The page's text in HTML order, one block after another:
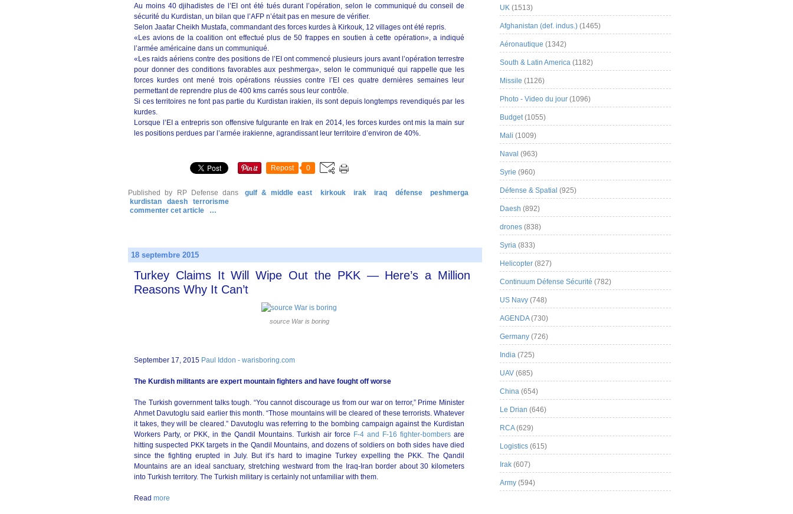
Au moins 40 djihadistes de l’EI ont été tués durant l’opération, selon le communiqué du conseil de
sécurité du Kurdistan, un bilan que l’AFP n’était pas en mesure de vérifier.
Selon Jaafar Cheikh Mustafa, commandant des forces kurdes à Kirkouk, 12 villages ont été repris.
«Les avions de la coalition ont effectué plus de 50 frappes en soutien à cette opération», a indiqué
l’armée américaine dans un communiqué.
«Les raids aériens contre des positions de l’EI ont commencé plusieurs jours avant l’opération terrestre
pour donner des conditions favorables aux peshmerga», selon le communiqué qui rappelle que les
forces kurdes ont mené trois opérations réussies contre l’EI ces quatre dernières semaines leur
permettant de reprendre plus de 400 kms carrés sous leur contrôle.
Si ces territoires ne font pas partie du Kurdistan irakien, ils sont depuis longtemps revendiqués par les
kurdes.
Lorsque l’EI a entrepris son offensive fulgurante en Irak en 2014, les forces kurdes ont mis la main sur
les positions perdues par l’armée irakienne, agrandissant leur territoire d’environ de 40%.
Repost 0
Published by RP Defense dans gulf & middle east kirkouk irak iraq défense
peshmerga
kurdistan
daesh
terrorisme
commenter cet article
…
18 septembre 2015
Turkey Claims It Will Wipe Out the PKK — Here’s a Million
Reasons Why It Can’t
source War is boring
September 17, 2015 Paul Iddon - warisboring.com
The Kurdish militants are expert mountain fighters and have fought off worse
The Turkish government talks tough. “You cannot discourage us from our war on terror,” Prime Minister
Ahmet Davutoglu said earlier this month. “Those mountains will be cleared of these terrorists. Whatever
it takes, they will be cleared.” Davutoglu was referring to the bombing campaign against the Kurdistan
Workers Party, or PKK, in the Qandil Mountains. Turkish air force F-4 and F-16 fighter-bombers are
hitting suspected PKK targets in the Qandil Mountains, and dozens of soldiers on both sides have died
since the fighting erupted in July. But it’s hard to imagine Turkey expelling the PKK. The Qandil
Mountains are an ideal sanctuary, stretching westward from the Iraq-Iran border about 30 kilometers
into Turkish territory. The Turkish military is certainly not unfamiliar with them.
Read more
UK (1513)
Afghanistan (def. indus.) (1465)
Aéronautique (1342)
South & Latin America (1182)
Missile (1126)
Photo - Video du jour (1096)
Budget(1055)
Mali (1009)
Naval (963)
Syrie (960)
Défense & Spatial (925)
Daesh (892)
drones (838)
Syria (833)
Helicopter (827)
Continuum Défense Sécurité (782)
US Navy (748)
AGENDA(730)
Germany (726)
India (725)
UAV (685)
China (654)
Le Drian (646)
RCA(629)
Logistics (615)
Irak (607)
Army (594)